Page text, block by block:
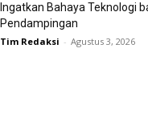
Ingatkan Bahaya Teknologi
Pendampingan
Tim Redaksi - Agustus 3, 2026